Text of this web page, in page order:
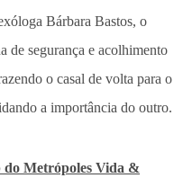
Bárbara Bastos, o
de segurança e acolhimento
o casal de volta para o
a importância do outro.
do Metrópoles Vida &